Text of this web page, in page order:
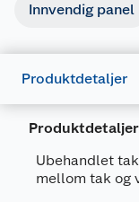
Innvendig panel
Produktdetaljer
Produktdetaljer
Ubehandlet
mellom tak og
Generelt